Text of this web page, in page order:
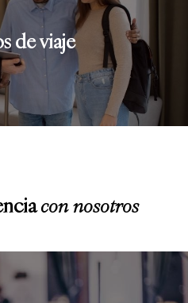
de viaje
con nosotros